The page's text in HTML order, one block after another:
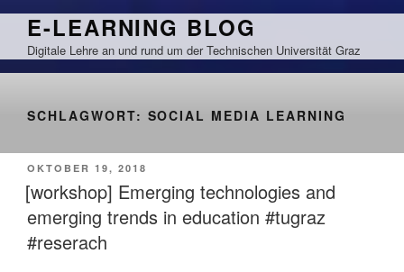
Zum
springen
E-LEARNING BLOG
Digitale Lehre an und rund um der Technischen Universität Graz
SCHLAGWORT: SOCIAL MEDIA LEARNING
VERÖFFENTLICHT
AM
OKTOBER 19, 2018
[workshop] Emerging technologies and
emerging trends in education #tugraz
#reserach